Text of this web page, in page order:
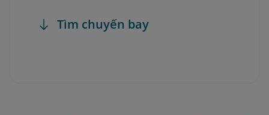
Tìm chuyến bay